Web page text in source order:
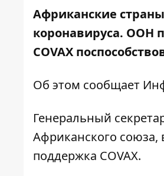
Африканские
коронавируса. ООН
COVAX
Об этом сообщает
Генеральный
Африканского союза,
поддержка COVAX.